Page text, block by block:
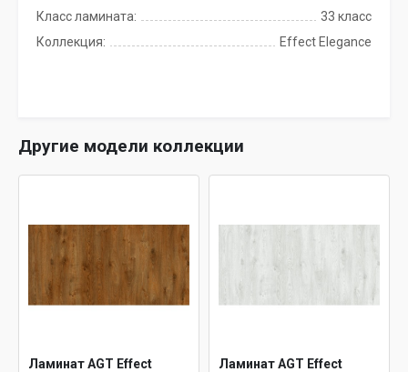
Класс ламината:
33 класс
Коллекция:
Effect Elegance
Другие модели коллекции
Ламинат AGT Effect
Ламинат AGT Effect